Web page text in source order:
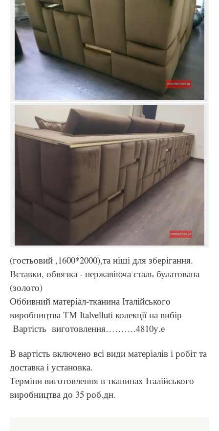
(гостьовий ,1600*2000),та ніші для зберігання.
Вставки, обвязка - нержавіюча сталь булатована
(золото)
Оббивний матеріал-тканина Італійського
виробництва ТМ Italvelluti колекції на вибір
Вартість виготовлення……….4810у.е
В вартість включено всі види матеріалів і робіт та
доставка і установка.
Терміни виготовлення в тканинах Італійського
виробництва до 35 роб.дн.